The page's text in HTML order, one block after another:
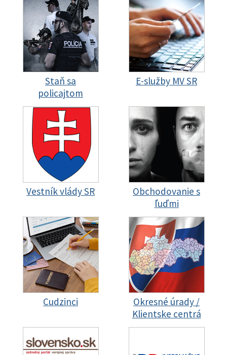
Staň sa
policajtom
E-služby MV SR
Vestník vlády SR
Obchodovanie s
ľuďmi
Cudzinci
Okresné úrady /
Klientske centrá